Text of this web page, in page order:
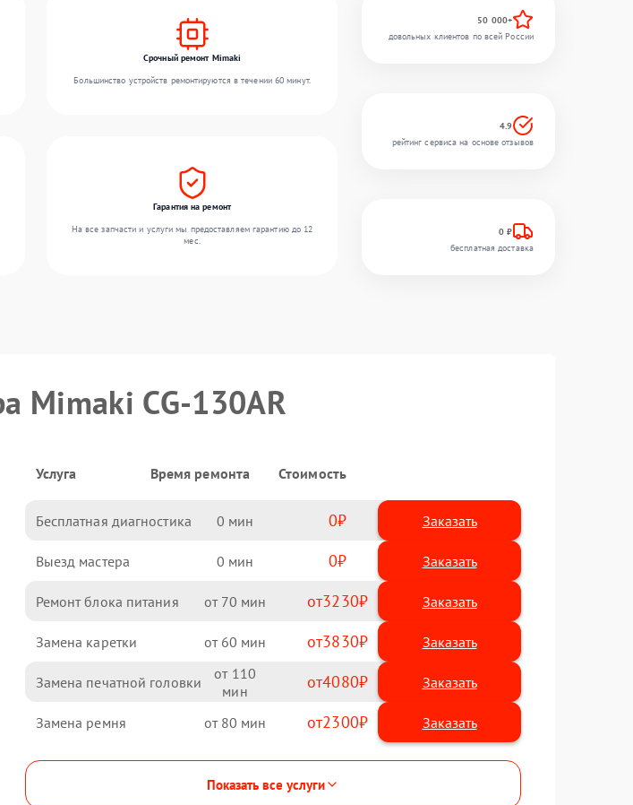
Срочный ремонт Mimaki
Большинство устройств ремонтируются в течении 60 минут.
Гарантия на ремонт
На все запчасти и услуги мы предоставляем гарантию до 12
мес.
50 000+
довольных клиентов по всей России
4.9
рейтинг сервиса на основе отзывов
0 ₽
бесплатная доставка
Mimaki CG-130AR
Услуга Время ремонта Стоимость
Бесплатная диагностика 0 0 Заказать
Выезд мастера 0 0 Заказать
Ремонт блока питания 70 3230
Замена каретки 60 3830
Замена печатной головки 110 4080
Замена ремня 80 2300
Показать все услуги